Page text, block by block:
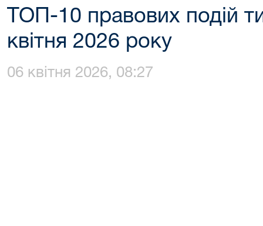
ТОП-10 правових подій
квітня 2026 року
06 квітня 2026, 08:27